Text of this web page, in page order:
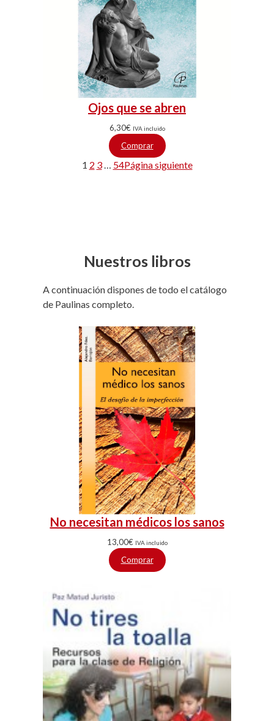
Ojos que se abren
6,30€ IVA incluido
Comprar
1 2 3… 54Página siguiente
Nuestros libros
A continuación dispones de todo el catálogo
de Paulinas completo.
No necesitan médicos los sanos
13,00€ IVA incluido
Comprar